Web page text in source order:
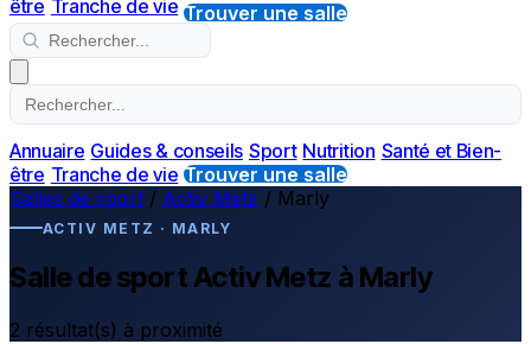
être Tranche de vie Trouver une salle
Annuaire Guides & conseils Sport Nutrition Santé et Bien-
être Tranche de vie Trouver une salle
Salles de sport / Activ Metz / Marly
ACTIV METZ · MARLY
Salle de sport Activ Metz à Marly
2 résultat(s) à proximité